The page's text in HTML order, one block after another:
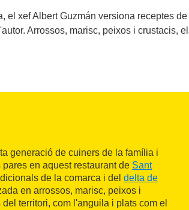
el xef Albert Guzmán versiona receptes
Arrossos, marisc, peixos i crustacis,
generació de cuiners de la família i
en aquest restaurant de Sant
de la comarca i del delta de
en arrossos, marisc, peixos i
territori, com l'anguila i plats com el